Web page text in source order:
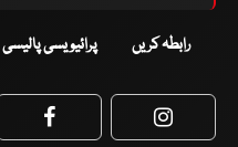
رابطہ کریں پرائیویسی پالیسی
Facebook